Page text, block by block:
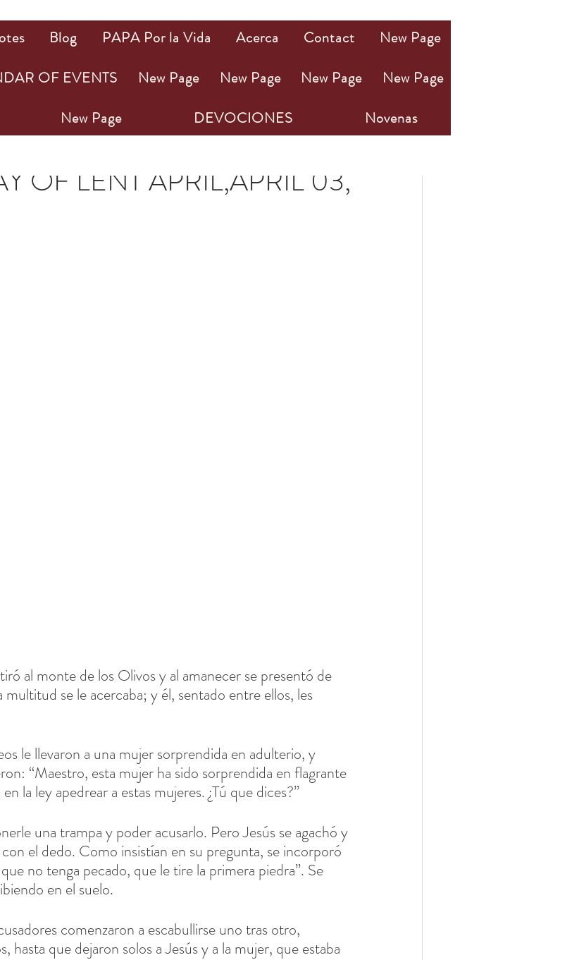
OF LENT APRIL,APRIL 03,
al monte de los Olivos y al amanecer se presentó de
se le acercaba; y él, sentado entre ellos, les
le llevaron a una mujer sorprendida en adulterio, y
“Maestro, esta mujer ha sido sorprendida en flagrante
la ley apedrear a estas mujeres. ¿Tú que dices?”
una trampa y poder acusarlo. Pero Jesús se agachó y
el dedo. Como insistían en su pregunta, se incorporó
no tenga pecado, que le tire la primera piedra”. Se
en el suelo.
comenzaron a escabullirse uno tras otro,
hasta que dejaron solos a Jesús y a la mujer, que estaba
Blog PAPA Por la Vida Acerca Contact
New Page
OF EVENTS New Page New Page New Page
New Page
New Page DEVOCIONES Novenas